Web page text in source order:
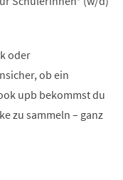
oder
ob ein
upb bekommst du
zu sammeln – ganz